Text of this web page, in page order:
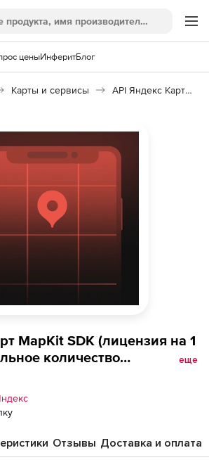
ценыИнферитБлог
Карты и сервисы API Яндекс Карт MapKit SDK
MapKit SDK (лицензия на 1
количество
еще
Отзывы Доставка и оплата